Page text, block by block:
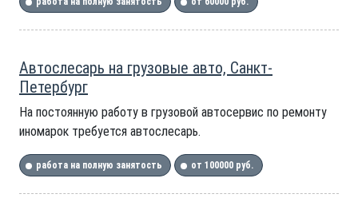
Автослесарь на грузовые авто, Санкт-
Петербург
На постоянную работу в грузовой автосервис по ремонту
иномарок требуется автослесарь.
работа на полную занятость от 100000 руб.